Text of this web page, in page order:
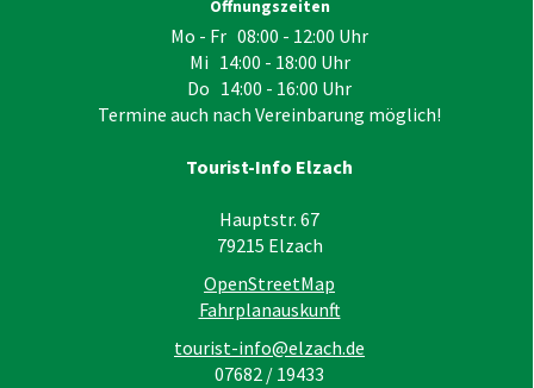
Öffnungszeiten
Mo - Fr 08:00 - 12:00 Uhr
Mi 14:00 - 18:00 Uhr
Do 14:00 - 16:00 Uhr
Termine auch nach Vereinbarung möglich!
Tourist-Info Elzach
Hauptstr. 67
79215 Elzach
OpenStreetMap
Fahrplanauskunft
tourist-info@elzach.de
07682 / 19433